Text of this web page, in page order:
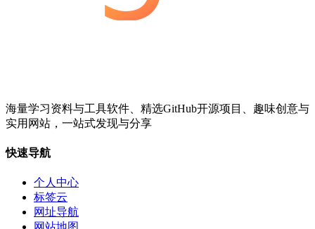
海量学习资料与工具软件、精选GitHub开源项目、趣味创意与
实用网站，一站式发现与分享
快速导航
个人中心
标签云
网址导航